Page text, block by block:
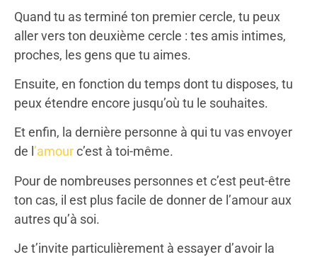
Quand tu as terminé ton premier cercle, tu peux
aller vers ton deuxième cercle : tes amis intimes,
proches, les gens que tu aimes.
Ensuite, en fonction du temps dont tu disposes, tu
peux étendre encore jusqu’où tu le souhaites.
Et enfin, la dernière personne à qui tu vas envoyer
de l ’amourc’est à toi-même.
Pour de nombreuses personnes et c’est peut-être
ton cas, il est plus facile de donner de l’amour aux
autres qu’à soi.
Je t’invite particulièrement à essayer d’avoir la